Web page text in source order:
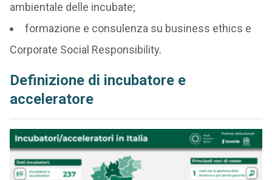
ambientale delle incubate;
formazione e consulenza su business ethics e
Corporate Social Responsibility.
Definizione di incubatore e
acceleratore